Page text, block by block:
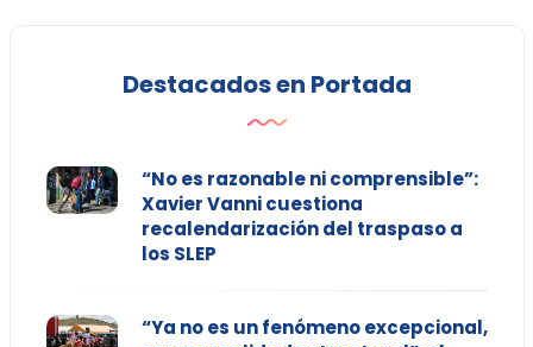
Destacados en Portada
“No es razonable ni comprensible”:
Xavier Vanni cuestiona
recalendarización del traspaso a
los SLEP
“Ya no es un fenómeno excepcional,